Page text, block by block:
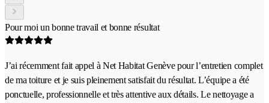
Pour moi un bonne travail et bonne résultat
J’ai récemment fait appel à Net Habitat Genève pour l’entretien complet
de ma toiture et je suis pleinement satisfait du résultat. L’équipe a été
ponctuelle, professionnelle et très attentive aux détails. Le nettoyage a